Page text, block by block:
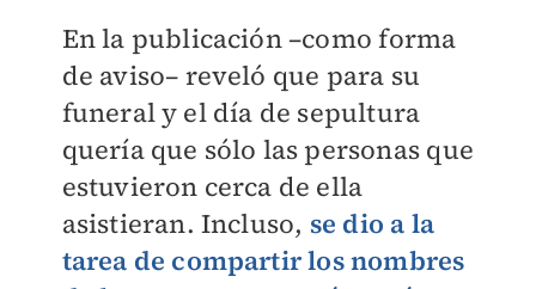
En la publicación –como forma
de aviso– reveló que para su
funeral y el día de sepultura
quería que sólo las personas que
estuvieron cerca de ella
asistieran. Incluso, se dio a la
tarea de compartir los nombres